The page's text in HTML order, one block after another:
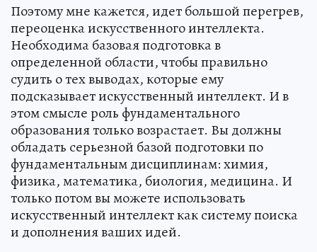
Поэтому мне кажется, идет большой перегрев,
переоценка искусственного интеллекта.
Необходима базовая подготовка в
определенной области, чтобы правильно
судить о тех выводах, которые ему
подсказывает искусственный интеллект. И в
этом смысле роль фундаментального
образования только возрастает. Вы должны
обладать серьезной базой подготовки по
фундаментальным дисциплинам: химия,
физика, математика, биология, медицина. И
только потом вы можете использовать
искусственный интеллект как систему поиска
и дополнения ваших идей.